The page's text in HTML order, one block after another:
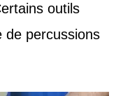
outils
de percussions